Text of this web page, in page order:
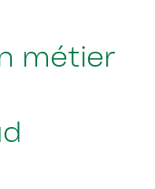
métier